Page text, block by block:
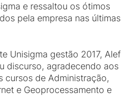
e ressaltou os ótimos
pela empresa nas últimas
Unisigma gestão 2017, Alef
discurso, agradecendo aos
cursos de Administração,
e Geoprocessamento e